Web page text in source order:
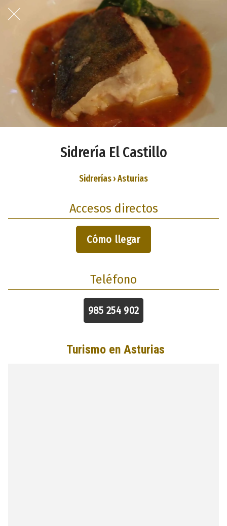
Sidrería El Castillo
Sidrerías › Asturias
Accesos directos
Cómo llegar
Teléfono
985 254 902